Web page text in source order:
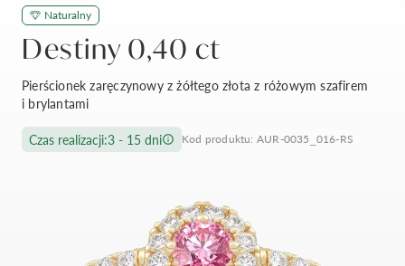
Pierścionki zaręczynowe
Pomocne
Salon Auroria Arkadia
Korzyści z zakupu
Naturalny
Destiny 0,40 ct
Pierścionek zaręczynowy z żółtego złota z różowym szafirem
i brylantami
Czas realizacji:3 - 15 dni Kod produktu: AUR-0035_016-RS